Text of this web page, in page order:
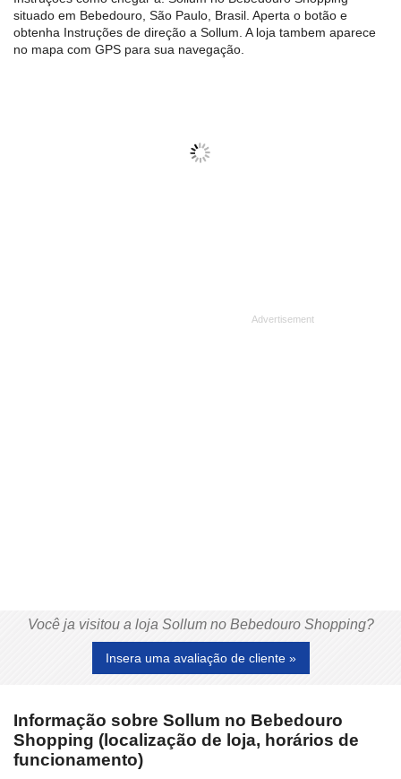
situado em Bebedouro, São Paulo, Brasil. Aperta o botão e
obtenha Instruções de direção a Sollum. A loja tambem aparece
no mapa com GPS para sua navegação.
Você ja visitou a loja Sollum no Bebedouro Shopping?
Insera uma avaliação de cliente »
Informação sobre Sollum no Bebedouro
Shopping (localização de loja, horários de
funcionamento)